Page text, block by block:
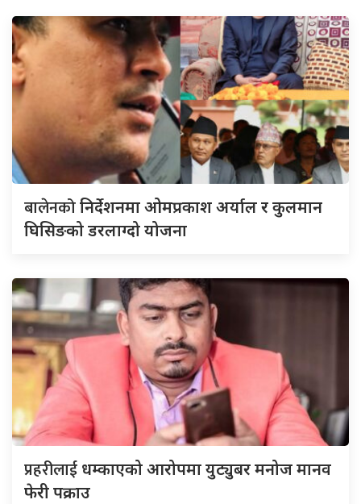
बालेनकोनिर्देशनमा ओमप्रकाश अर्याल र कुलमान
घिसिङको डरलाग्दो योजना
प्रहरीलाई धम्काएको आरोपमा युट्युबर मनोज मानव
फेरी पक्राउ